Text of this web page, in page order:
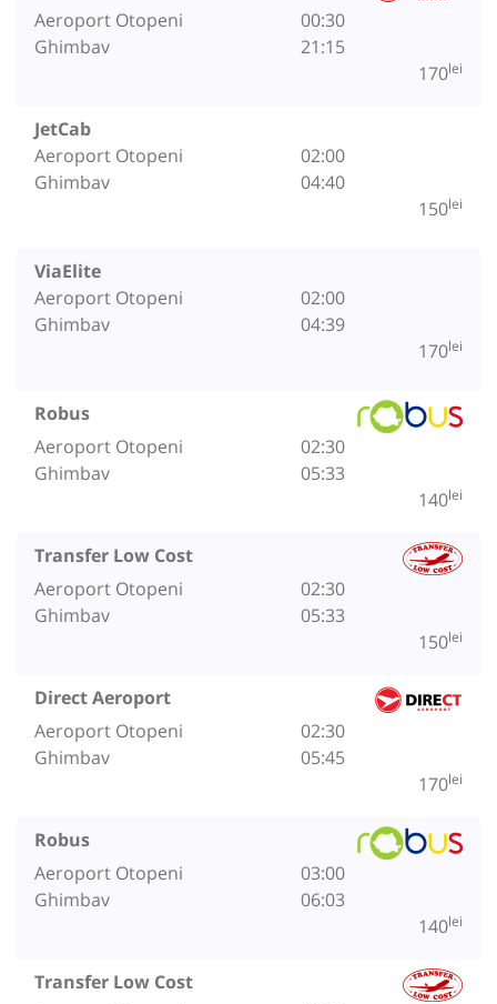
Aeroport Otopeni
Ghimbav
00:30
21:15
170lei
JetCab
Aeroport Otopeni
Ghimbav
02:00
04:40
150lei
ViaElite
Aeroport Otopeni
Ghimbav
02:00
04:39
170lei
Robus
Aeroport Otopeni
Ghimbav
02:30
05:33
140lei
Transfer Low Cost
Aeroport Otopeni
Ghimbav
02:30
05:33
150lei
Direct Aeroport
Aeroport Otopeni
Ghimbav
02:30
05:45
170lei
Robus
Aeroport Otopeni
Ghimbav
03:00
06:03
140lei
Transfer Low Cost